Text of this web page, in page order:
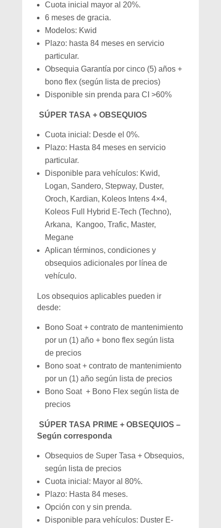
Cuota inicial mayor al 20%.
6 meses de gracia.
Modelos: Kwid
Plazo: hasta 84 meses en servicio
particular.
Obsequia Garantía por cinco (5) años +
bono flex (según lista de precios)
Disponible sin prenda para CI >60%
SÚPER TASA + OBSEQUIOS
Cuota inicial: Desde el 0%.
Plazo: Hasta 84 meses en servicio
particular.
Disponible para vehículos: Kwid,
Logan, Sandero, Stepway, Duster,
Oroch, Kardian, Koleos Intens 4×4,
Koleos Full Hybrid E-Tech (Techno),
Arkana, Kangoo, Trafic, Master,
Megane
Aplican términos, condiciones y
obsequios adicionales por línea de
vehículo.
Los obsequios aplicables pueden ir
desde:
Bono Soat + contrato de mantenimiento
por un (1) año + bono flex según lista
de precios
Bono soat + contrato de mantenimiento
por un (1) año según lista de precios
Bono Soat + Bono Flex según lista de
precios
SÚPER TASA PRIME + OBSEQUIOS –
Según corresponda
Obsequios de Super Tasa + Obsequios,
según lista de precios
Cuota inicial: Mayor al 80%.
Plazo: Hasta 84 meses.
Opción con y sin prenda.
Disponible para vehículos: Duster E-